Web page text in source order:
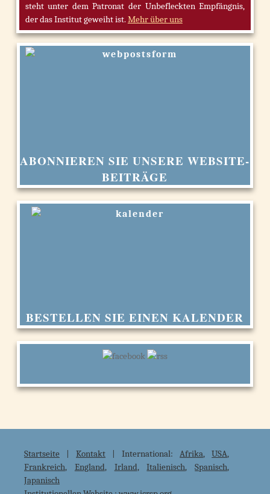
steht unter dem Patronat der Unbefleckten Empfängnis,
der das Institut geweiht ist.Mehr über uns
ABONNIEREN SIE UNSERE WEBSITE-
BEITRÄGE
BESTELLEN SIE EINEN KALENDER
Startseite |Kontakt | International:Afrika,USA,
Frankreich, England, Irland,Italienisch,Spanisch,
Japanisch